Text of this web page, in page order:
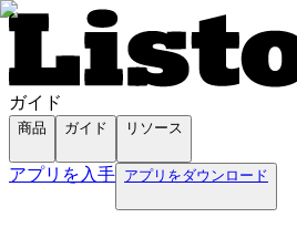
ガイド
商品 ガイド リソース
アプリを入手 アプリをダウンロード